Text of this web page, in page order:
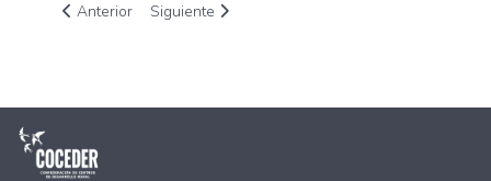
Artículo anterior: Calatayud noticias- manifiesto vivienda
Anterior Artículo siguiente: Cope- Antena del Pirineo,
Siguiente